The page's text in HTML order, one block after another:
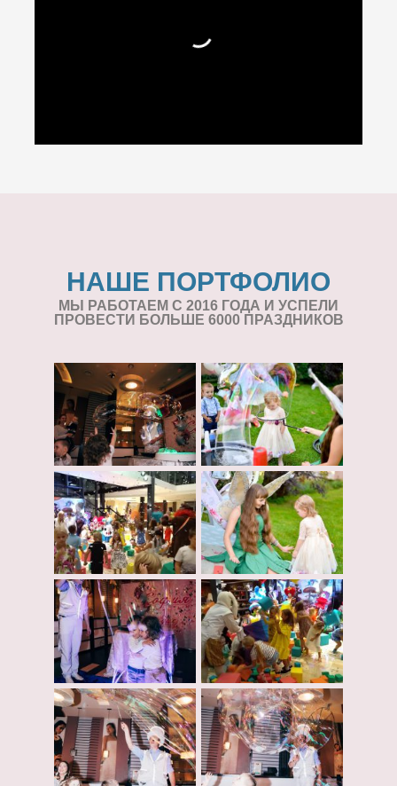
НАШЕ ПОРТФОЛИО
МЫ РАБОТАЕМ С 2016 ГОДА И УСПЕЛИ
ПРОВЕСТИ БОЛЬШЕ 6000 ПРАЗДНИКОВ